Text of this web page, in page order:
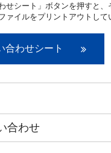
せシート」ボタンを押すと、
ァイルをプリントアウトし
合わせシート
合わせ